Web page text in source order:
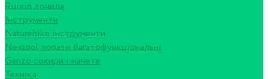
Ruixin точила
Інструменти
Naturehike інструменти
Nextool лопати багатофункціональні
Ganzo сокири і мачете
Техніка